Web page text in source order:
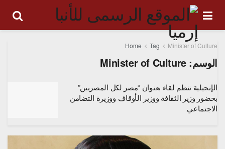
Home Tag Minister of Culture
الوسم:Minister of Culture
الإنجيلية تنظم لقاء بعنوان “مصر لكل المصريين”
بحضور وزير الثقافة ووزير الأوقاف ووزيرة التضامن
الاجتماعي